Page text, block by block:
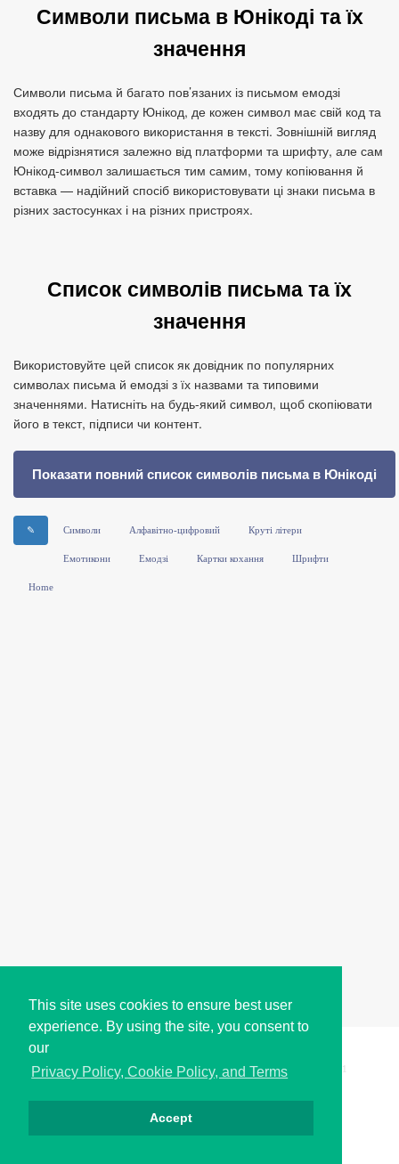
This site uses cookies to ensure best user
experience. By using the site, you consent to
our
Privacy Policy, Cookie Policy, and Terms
Accept
Символи письма в Юнікоді та їх
значення
Символи письма й багато пов’язаних із письмом емодзі
входять до стандарту Юнікод, де кожен символ має свій код та
назву для однакового використання в тексті. Зовнішній вигляд
може відрізнятися залежно від платформи та шрифту, але сам
Юнікод‑символ залишається тим самим, тому копіювання й
вставка — надійний спосіб використовувати ці знаки письма в
різних застосунках і на різних пристроях.
Список символів письма та їх
значення
Використовуйте цей список як довідник по популярних
символах письма й емодзі з їх назвами та типовими
значеннями. Натисніть на будь-який символ, щоб скопіювати
його в текст, підписи чи контент.
Показати повний список символів письма в Юнікоді
✎ Символи Алфавітно-цифровий Круті літери
Емотикони Емодзі Картки кохання Шрифти
Home
Copyright © i2Symbol 2011-2026, Sciweavers LLC 191
Privacy Cookies Terms Contact About